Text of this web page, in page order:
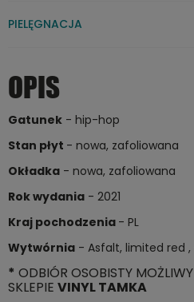
PIELĘGNACJA
OPIS
Gatunek - hip-hop
Stan płyt - nowa, zafoliowana
Okładka - nowa, zafoliowana
Rok wydania - 2021
Kraj pochodzenia - PL
Wytwórnia - Asfalt, limited red ,
* ODBIÓR OSOBISTY
SKLEPIE VINYL TAMKA